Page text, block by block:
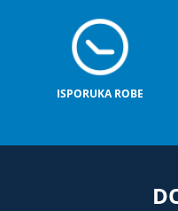
ISPORUKA ROBE